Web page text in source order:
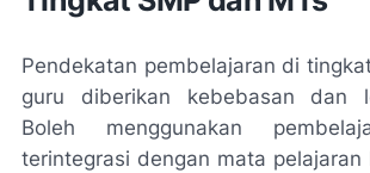
Pendekatan pembelajaran di
guru diberikan kebebasan dan
Boleh menggunakan
terintegrasi dengan mata pelajaran